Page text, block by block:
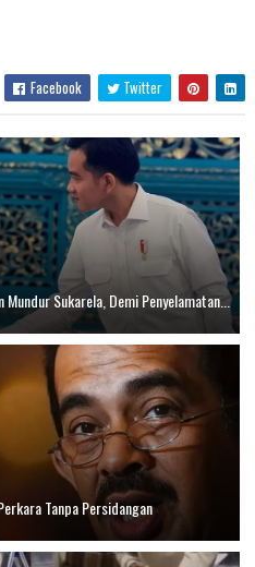
Facebook Twitter
Sukarela, Demi Penyelamatan...
Tanpa Persidangan